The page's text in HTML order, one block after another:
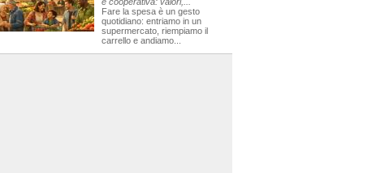
Fare la spesa è un gesto
quotidiano: entriamo in un
supermercato, riempiamo il
carrello e andiamo...